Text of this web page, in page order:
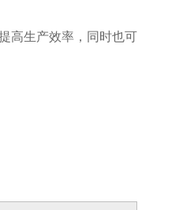
高生产效率，同时也可